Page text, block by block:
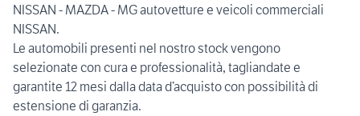
NISSAN - MAZDA - MG autovetture e veicoli commerciali
NISSAN.
Le automobili presenti nel nostro stock vengono
selezionate con cura e professionalità, tagliandate e
garantite 12 mesi dalla data d’acquisto con possibilità di
estensione di garanzia.